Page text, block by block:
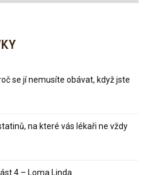
se jí nemusíte obávat, když jste
na které vás lékaři ne vždy
4 – Loma Linda